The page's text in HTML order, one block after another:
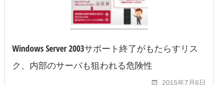
Windows Server 2003サポート終了がもたらすリス
ク、内部のサーバも狙われる危険性
2015年7月6日